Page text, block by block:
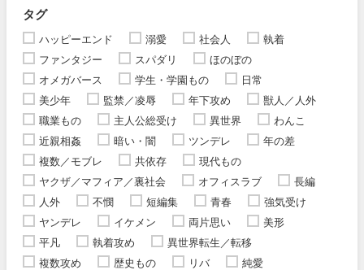
タグ
ハッピーエンド 溺愛 社会人
執着
ファンタジー
スパダリ
ほのぼの
オメガバース
学生・学園もの
日常
美少年
監禁／凌辱 年下攻め
獣人／人外
職業もの
主人公総受け 異世界
わんこ
近親相姦
暗い・闇 ツンデレ
年の差
複数／モブレ
共依存
現代もの
ヤクザ／マフィア／裏社会
オフィスラブ
長編
人外
不憫 短編集 青春
強気受け
ヤンデレ
イケメン 両片思い
美形
平凡
執着攻め
異世界転生／転移
複数攻め
歴史もの リバ
純愛